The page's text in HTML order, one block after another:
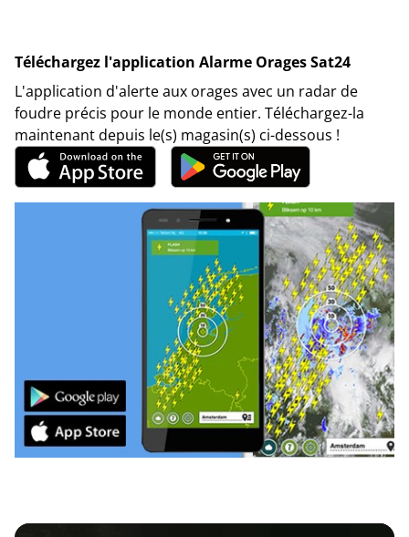
Téléchargez l'application Alarme Orages Sat24
L'application d'alerte aux orages avec un radar de
foudre précis pour le monde entier. Téléchargez-la
maintenant depuis le(s) magasin(s) ci-dessous !